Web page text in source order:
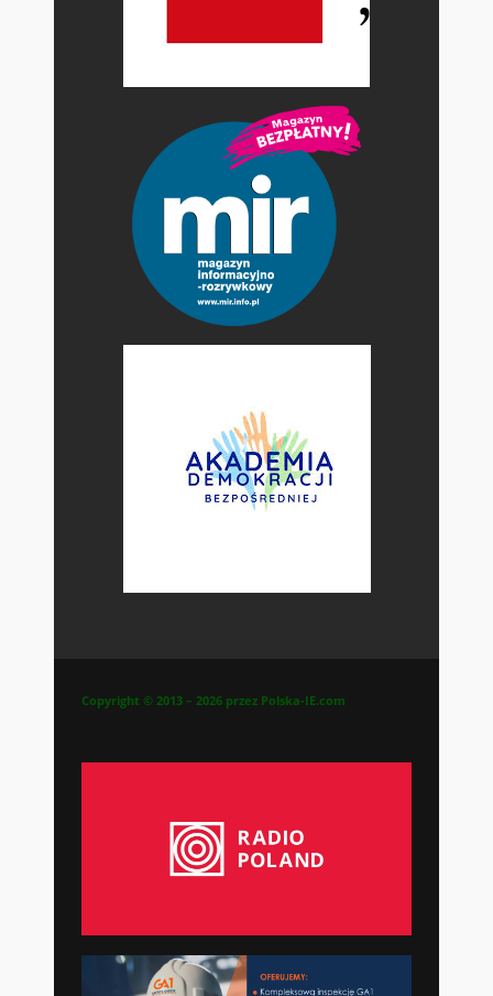
Copyright © 2013 – 2026 przez Polska-IE.com